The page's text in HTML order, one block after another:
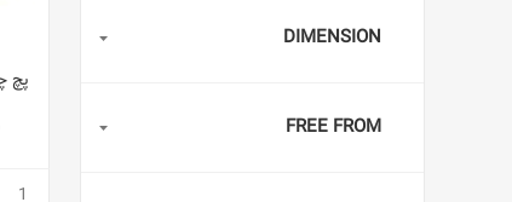
DIMENSION
FREE FROM